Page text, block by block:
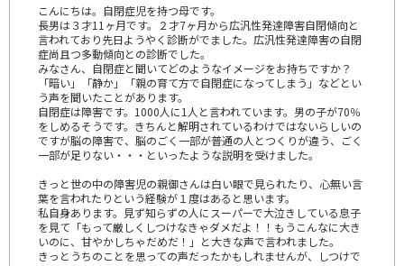
こんにちは。自閉症児を持つ母です。
長男は３才11ヶ月です。２才7ヶ月から広汎性発達障害自閉傾向と
言われており先日ようやく診断がでました。広汎性発達障害の自閉
症尚且つ多動傾向との診断でした。
みなさん、自閉症と聞いてどのようなイメージをお持ちですか？
「暗い」「静か」「親の育て方で自閉症になってしまう」などとい
う声を聞いたことがあります。
自閉症は障害です。1000人に1人と言われています。男の子が70％
をしめるそうです。きちんと解明されているわけではないらしいの
ですが脳の障害で、脳のごく一部が普通の人とつくりが違う、ごく
一部が足りない・・・といったような説明を受けました。
きっと世の中の障害児の親御さんは白い眼で見られたり、心無い言
葉を言われたりという経験が１度はあると思います。
私自身あります。見ず知らずの人にスーパーで大泣きしている息子
を見て「もって厳しくしつけなきゃダメだよ！！もうこんなに大き
いのに、甘やかしちゃだめだ！」と大きな声で言われました。
きっとうちのことを思っての声だったかもしれませんが、しつけで